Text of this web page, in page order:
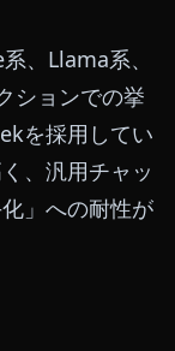
、Llama系、
ションでの挙
を採用してい
、汎用チャッ
」への耐性が